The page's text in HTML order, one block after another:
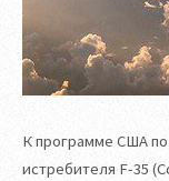
К программе США
истребителя F-35